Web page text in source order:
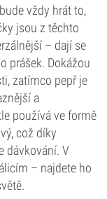
vždy hrát to,
jsou z těchto
– dají se
prášek. Dokážou
zatímco pepř je
a
používá ve formě
což díky
dávkování. V
– najdete ho